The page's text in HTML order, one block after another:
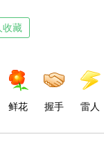
收藏
鲜花 握手 雷人